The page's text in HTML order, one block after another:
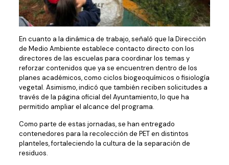
En cuanto a la dinámica de trabajo, señaló que la Dirección
de Medio Ambiente establece contacto directo con los
directores de las escuelas para coordinar los temas y
reforzar contenidos que ya se encuentren dentro de los
planes académicos, como ciclos biogeoquímicos o fisiología
vegetal. Asimismo, indicó que también reciben solicitudes a
través de la página oficial del Ayuntamiento, lo que ha
permitido ampliar el alcance del programa.
Como parte de estas jornadas, se han entregado
contenedores para la recolección de PET en distintos
planteles, fortaleciendo la cultura de la separación de
residuos.